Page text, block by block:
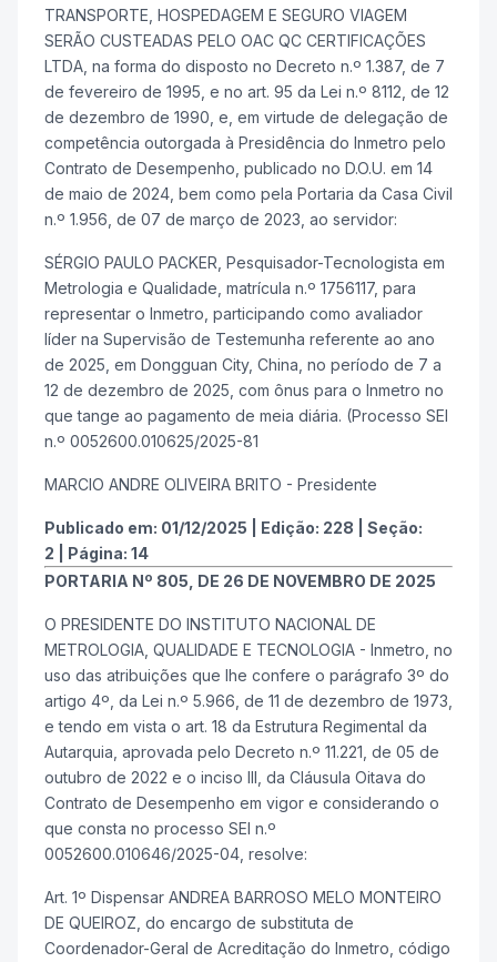
TRANSPORTE, HOSPEDAGEM E SEGURO VIAGEM
SERÃO CUSTEADAS PELO OAC QC CERTIFICAÇÕES
LTDA, na forma do disposto no Decreto n.º 1.387, de 7
de fevereiro de 1995, e no art. 95 da Lei n.º 8112, de 12
de dezembro de 1990, e, em virtude de delegação de
competência outorgada à Presidência do Inmetro pelo
Contrato de Desempenho, publicado no D.O.U. em 14
de maio de 2024, bem como pela Portaria da Casa Civil
n.º 1.956, de 07 de março de 2023, ao servidor:
SÉRGIO PAULO PACKER, Pesquisador-Tecnologista em
Metrologia e Qualidade, matrícula n.º 1756117, para
representar o Inmetro, participando como avaliador
líder na Supervisão de Testemunha referente ao ano
de 2025, em Dongguan City, China, no período de 7 a
12 de dezembro de 2025, com ônus para o Inmetro no
que tange ao pagamento de meia diária. (Processo SEI
n.º 0052600.010625/2025-81
MARCIO ANDRE OLIVEIRA BRITO - Presidente
Publicado em: 01/12/2025 Edição: 228
Seção:
2
Página: 14
PORTARIA Nº 805, DE 26 DE NOVEMBRO DE 2025
O PRESIDENTE DO INSTITUTO NACIONAL DE
METROLOGIA, QUALIDADE E TECNOLOGIA - Inmetro, no
uso das atribuições que lhe confere o parágrafo 3º do
artigo 4º, da Lei n.º 5.966, de 11 de dezembro de 1973,
e tendo em vista o art. 18 da Estrutura Regimental da
Autarquia, aprovada pelo Decreto n.º 11.221, de 05 de
outubro de 2022 e o inciso III, da Cláusula Oitava do
Contrato de Desempenho em vigor e considerando o
que consta no processo SEI n.º
0052600.010646/2025-04, resolve:
Art. 1º Dispensar ANDREA BARROSO MELO MONTEIRO
DE QUEIROZ, do encargo de substituta de
Coordenador-Geral de Acreditação do Inmetro, código